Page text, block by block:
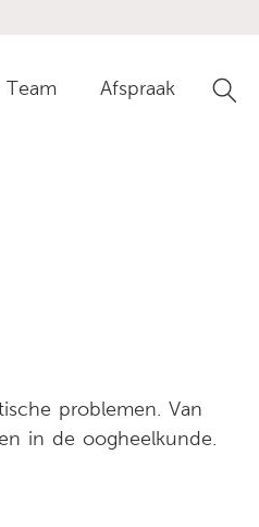
Team Afspraak
problemen. Van
in de oogheelkunde.